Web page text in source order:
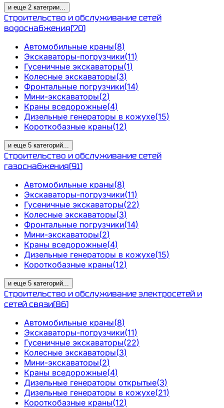
и еще 2 категрии...
Строительство и обслуживание сетей
водоснабжения(70)
Автомобильные краны(8)
Экскаваторы-погрузчики(11)
Гусеничные экскаваторы(1)
Колесные экскаваторы(3)
Фронтальные погрузчики(14)
Мини-экскаваторы(2)
Краны вседорожные(4)
Дизельные генераторы в кожухе(15)
Короткобазные краны(12)
и еще 5 категорий...
Строительство и обслуживание сетей
газоснабжения(91)
Автомобильные краны(8)
Экскаваторы-погрузчики(11)
Гусеничные экскаваторы(22)
Колесные экскаваторы(3)
Фронтальные погрузчики(14)
Мини-экскаваторы(2)
Краны вседорожные(4)
Дизельные генераторы в кожухе(15)
Короткобазные краны(12)
и еще 5 категорий...
Строительство и обслуживание электросетей и
сетей связи(86)
Автомобильные краны(8)
Экскаваторы-погрузчики(11)
Гусеничные экскаваторы(22)
Колесные экскаваторы(3)
Мини-экскаваторы(2)
Краны вседорожные(4)
Дизельные генераторы открытые(3)
Дизельные генераторы в кожухе(21)
Короткобазные краны(12)